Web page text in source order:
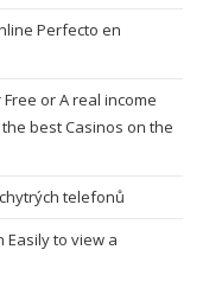
Perfecto en
or A real income
best Casinos on the
telefonů
Easily to view a